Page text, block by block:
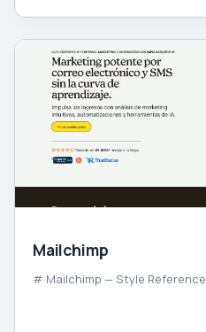
Mailchimp
# Mailchimp — Style Reference